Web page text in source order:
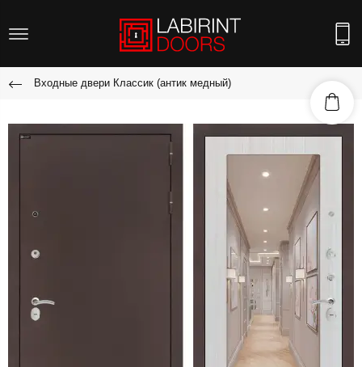
Входные двери Классик (антик медный)